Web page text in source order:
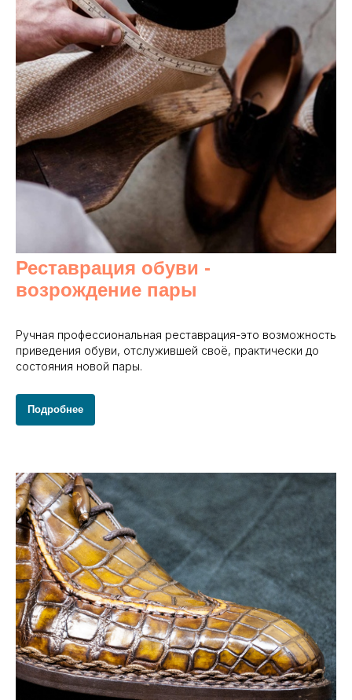
Реставрация обуви -
возрождение пары
Ручная профессиональная реставрация-это возможность
приведения обуви, отслужившей своё, практически до
состояния новой пары.
Подробнее